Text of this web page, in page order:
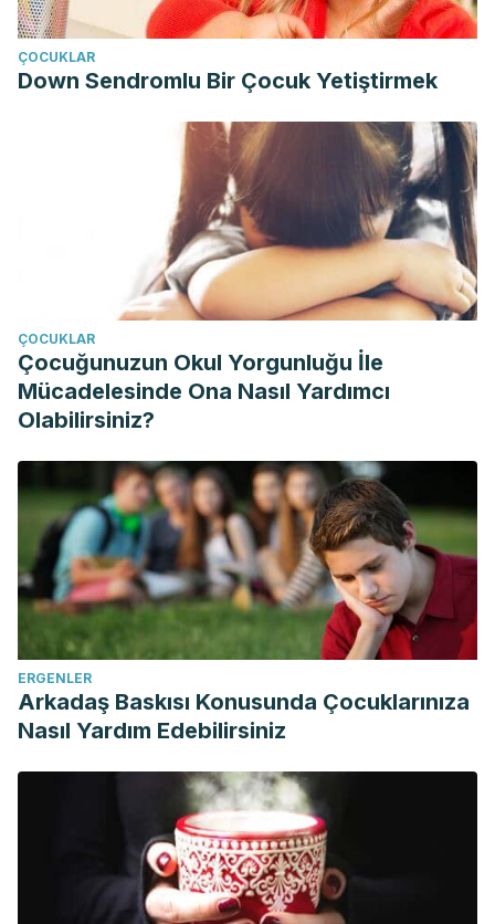
ÇOCUKLAR
Down Sendromlu Bir Çocuk Yetiştirmek
ÇOCUKLAR
Çocuğunuzun Okul Yorgunluğu İle
Mücadelesinde Ona Nasıl Yardımcı
Olabilirsiniz?
ERGENLER
Arkadaş Baskısı Konusunda Çocuklarınıza
Nasıl Yardım Edebilirsiniz